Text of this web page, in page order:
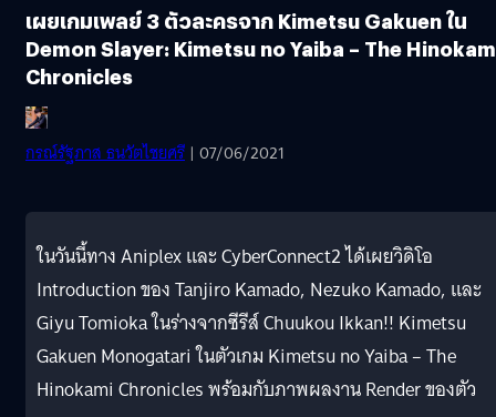
เผยเกมเพลย์ 3 ตัวละครจาก Kimetsu Gakuen ใน
Demon Slayer: Kimetsu no Yaiba – The
Chronicles
กรณ์รัฐภาส ธนวัตไชยศรี | 07/06/2021
ในวันนี้ทาง Aniplex และ CyberConnect2 ได้เผยวิดิโอ
Introduction ของ Tanjiro Kamado, Nezuko Kamado, และ
Giyu Tomioka ในร่างจากซีรีส์ Chuukou Ikkan!! Kimetsu
Gakuen Monogatari ในตัวเกม Kimetsu no Yaiba – The
Hinokami Chronicles พร้อมกับภาพผลงาน Render ของตัว